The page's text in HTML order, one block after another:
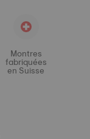
Montres
fabriquées
en Suisse